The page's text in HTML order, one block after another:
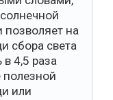
позволяет на
сбора света
в 4,5 раза
или